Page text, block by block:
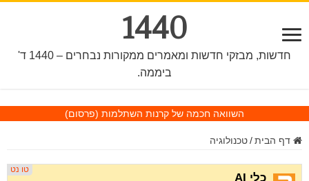
1440
חדשות, מבזקי חדשות ומאמרים ממקורות נבחרים – 1440 ד'
ביממה.
השוואה חכמה של קרנות השתלמות (פרסום)
דף הבית / טכנולוגיה